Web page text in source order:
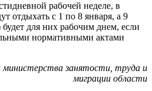
рабочей неделе, в
отдыхать с 1 по 8 января, а 9
будет для них рабочим днем, если
нормативными актами
занятости, труда и
миграции области